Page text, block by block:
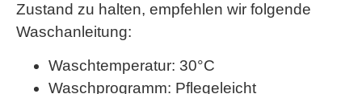
Zustand zu halten, empfehlen wir folgende
Waschanleitung:
Waschtemperatur: 30°C
Waschprogramm: Pflegeleicht